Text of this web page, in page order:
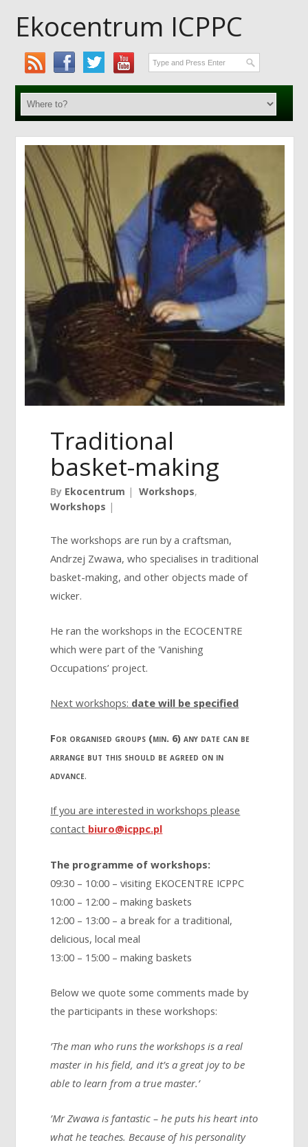
Ekocentrum ICPPC
Traditional
basket-making
By Ekocentrum |Workshops,
Workshops |
The workshops are run by a craftsman,
Andrzej Zwawa, who specialises in traditional
basket-making, and other objects made of
wicker.
He ran the workshops in the ECOCENTRE
which were part of the 'Vanishing
Occupations’ project.
Next workshops: date will be specified
For organised groups (min. 6) any date can be
arrange but this should be agreed on in
advance.
If you are interested in workshops please
contact biuro@icppc.pl
The programme of workshops:
09:30 – 10:00 – visiting EKOCENTRE ICPPC
10:00 – 12:00 – making baskets
12:00 – 13:00 – a break for a traditional,
delicious, local meal
13:00 – 15:00 – making baskets
Below we quote some comments made by
the participants in these workshops:
’The man who runs the workshops is a real
master in his field, and it’s a great joy to be
able to learn from a true master.’
’Mr Zwawa is fantastic – he puts his heart into
what he teaches. Because of his personality